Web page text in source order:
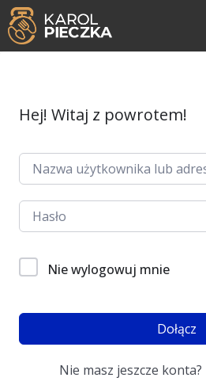
Hej! Witaj z powrotem!
Nie wylogowuj mnie
Dołącz
Nie masz jeszcze konta?